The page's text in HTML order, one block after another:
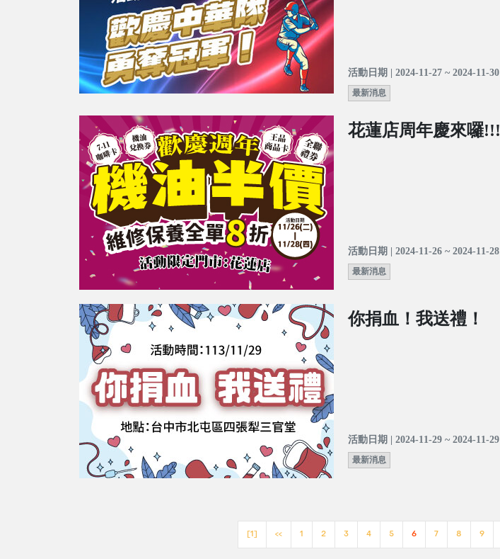
活動日期 | 2024-11-27 ~ 2024-11-30
最新消息
花蓮店周年慶來囉!!!
活動日期 | 2024-11-26 ~ 2024-11-28
最新消息
你捐血！我送禮！
活動日期 | 2024-11-29 ~ 2024-11-29
最新消息
[1] << 1 2 3 4 5 6 7 8 9